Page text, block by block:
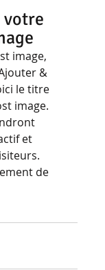
image,
&
le titre
image.
et
de